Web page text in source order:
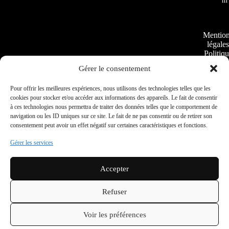
Gérer le consentement
Pour offrir les meilleures expériences, nous utilisons des technologies telles que les
cookies pour stocker et/ou accéder aux informations des appareils. Le fait de consentir
à ces technologies nous permettra de traiter des données telles que le comportement de
navigation ou les ID uniques sur ce site. Le fait de ne pas consentir ou de retirer son
consentement peut avoir un effet négatif sur certaines caractéristiques et fonctions.
Gérer les services
Accepter
Refuser
Voir les préférences
légales
site